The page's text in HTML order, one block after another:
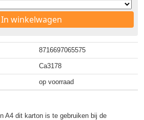
In winkelwagen
8716697065575
Ca3178
op voorraad
A4 dit karton is te gebruiken bij de